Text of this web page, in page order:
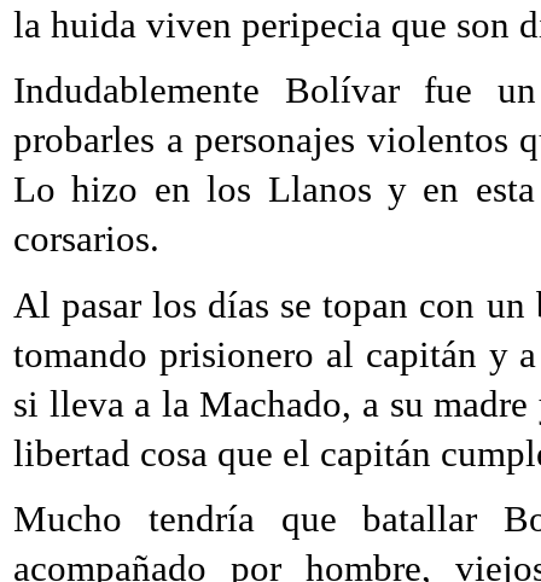
la huida viven peripecia que son
Indudablemente Bolívar fue
probarles a personajes violentos
Lo hizo en los Llanos y en
corsarios.
Al pasar los días se topan con un
tomando prisionero al capitán y
si lleva a la Machado, a su
libertad cosa que el capitán
Mucho tendría que batallar
acompañado por hombre,